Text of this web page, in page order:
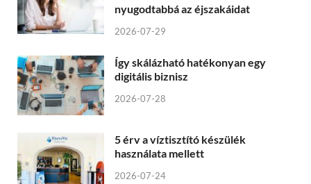
nyugodtabbá az éjszakáidat
2026-07-29
Így skálázható hatékonyan egy
digitális biznisz
2026-07-28
5 érv a víztisztító készülék
használata mellett
2026-07-24